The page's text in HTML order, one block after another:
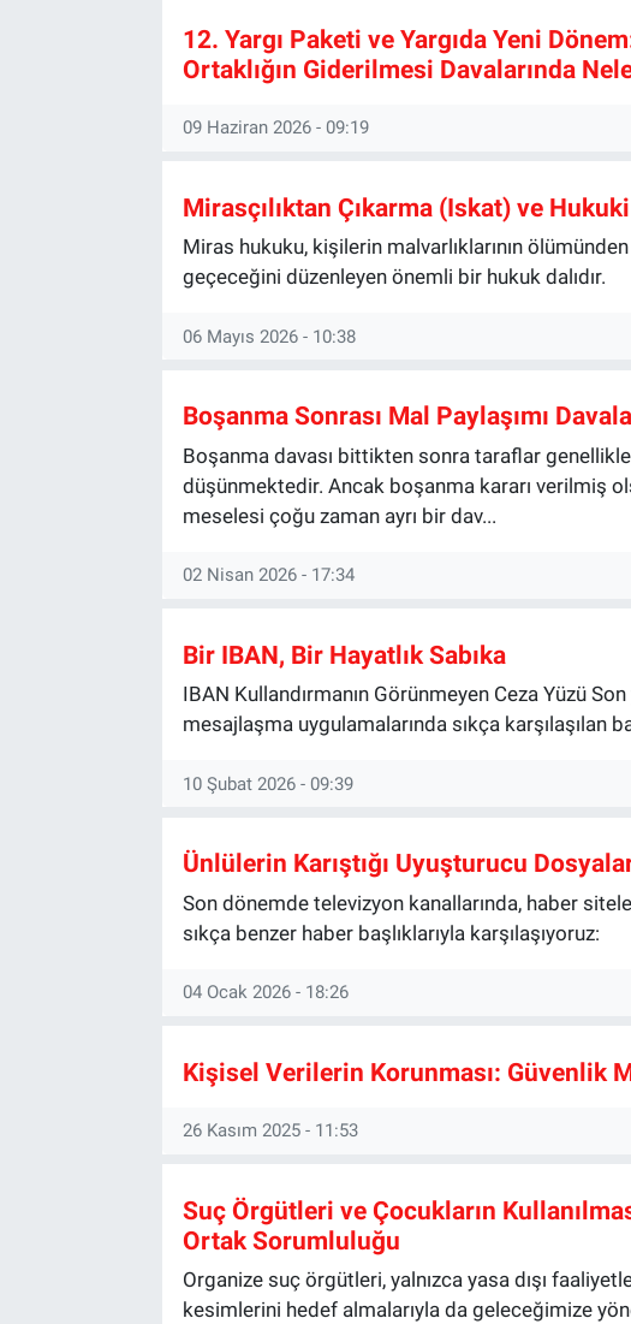
12. Yargı Paketi ve Yargıda Yeni
Ortaklığın Giderilmesi Davalarında
09 Haziran 2026 - 09:19
Mirasçılıktan Çıkarma (Iskat) ve
Miras hukuku, kişilerin malvarlıklarının
geçeceğini düzenleyen önemli bir hukuk dalıdır.
06 Mayıs 2026 - 10:38
Boşanma Sonrası Mal Paylaşımı
Boşanma davası bittikten sonra taraflar
düşünmektedir. Ancak boşanma kararı verilmiş
meselesi çoğu zaman ayrı bir dav...
02 Nisan 2026 - 17:34
Bir IBAN, Bir Hayatlık Sabıka
IBAN Kullandırmanın Görünmeyen Ceza Yüzü
mesajlaşma uygulamalarında sıkça karşılaşılan
10 Şubat 2026 - 09:39
Ünlülerin Karıştığı Uyuşturucu
Son dönemde televizyon kanallarında, haber
sıkça benzer haber başlıklarıyla karşılaşıyoruz:
04 Ocak 2026 - 18:26
Kişisel Verilerin Korunması: Güvenlik
26 Kasım 2025 - 11:53
Suç Örgütleri ve Çocukların
Ortak Sorumluluğu
Organize suç örgütleri, yalnızca yasa dışı
kesimlerini hedef almalarıyla da geleceğimize
Kültür Sanat